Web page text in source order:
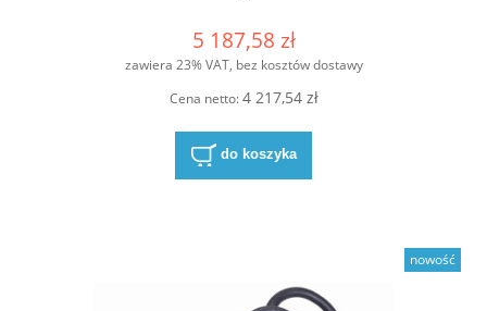
5 187,58 zł
zawiera 23% VAT, bez kosztów dostawy
Cena netto:4 217,54 zł
do koszyka
nowość